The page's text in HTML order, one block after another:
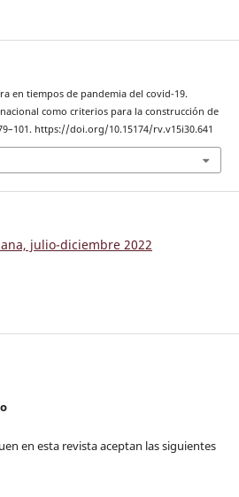
en tiempos de pandemia del covid-19.
como criterios para la construcción de
https://doi.org/10.15174/rv.v15i30.641
julio-diciembre 2022
en esta revista aceptan las siguientes